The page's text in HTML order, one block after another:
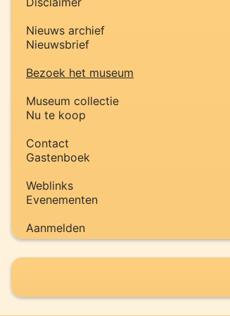
Nieuws archief
Nieuwsbrief
Bezoek het museum
Museum collectie
Nu te koop
Contact
Gastenboek
Weblinks
Evenementen
Aanmelden